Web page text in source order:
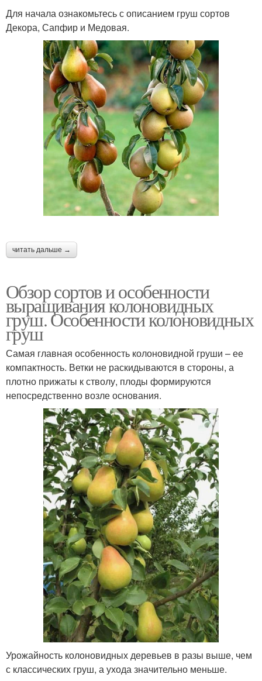
Для начала ознакомьтесь с описанием груш сортов
Декора, Сапфир и Медовая.
читать дальше →
Обзор сортов и особенности
выращивания колоновидных
груш. Особенности колоновидных
груш
Самая главная особенность колоновидной груши – ее
компактность. Ветки не раскидываются в стороны, а
плотно прижаты к стволу, плоды формируются
непосредственно возле основания.
Урожайность колоновидных деревьев в разы выше, чем
с классических груш, а ухода значительно меньше.